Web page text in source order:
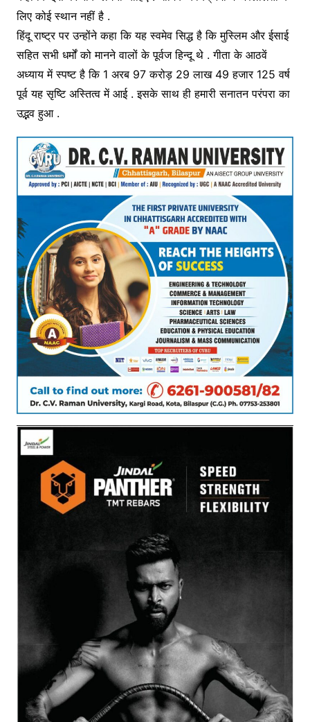
लिए कोई स्थान नहीं है .
हिंदू राष्ट्र पर उन्होंने कहा कि यह स्वमेव सिद्ध है कि मुस्लिम और ईसाई
सहित सभी धर्मों को मानने वालों के पूर्वज हिन्दू थे . गीता के आठवें
अध्याय में स्पष्ट है कि 1 अरब 97 करोड़ 29 लाख 49 हजार 125 वर्ष
पूर्व यह सृष्टि अस्तित्व में आई . इसके साथ ही हमारी सनातन परंपरा का
उद्भव हुआ .